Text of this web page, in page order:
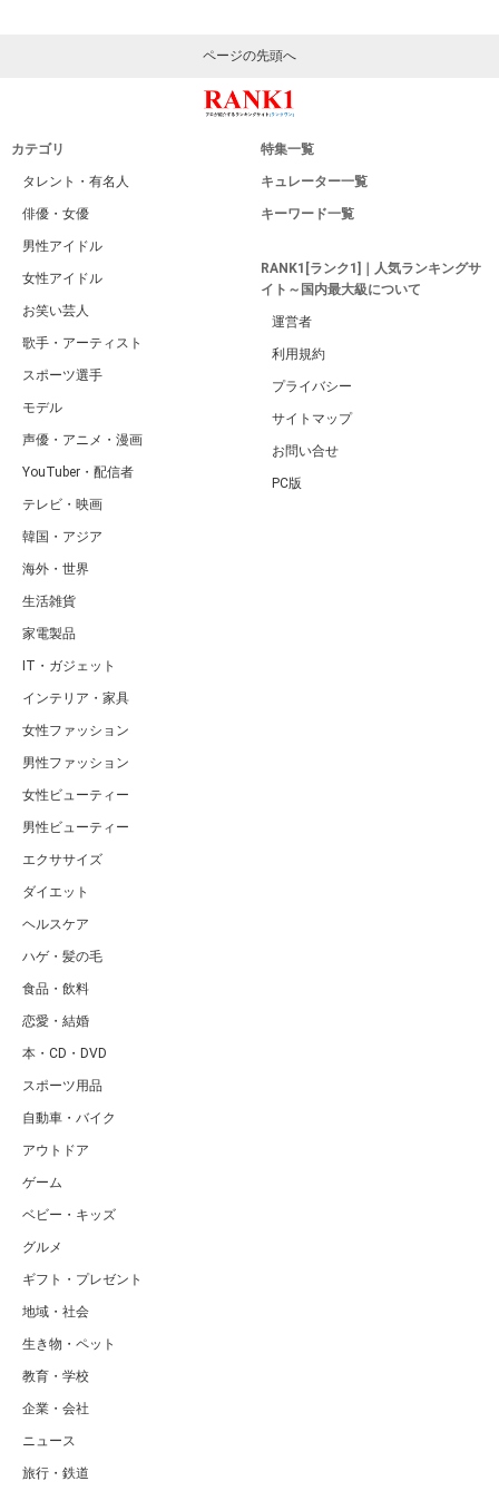
ページの先頭へ
カテゴリ
タレント・有名人
俳優・女優
男性アイドル
女性アイドル
お笑い芸人
歌手・アーティスト
スポーツ選手
モデル
声優・アニメ・漫画
YouTuber・配信者
テレビ・映画
韓国・アジア
海外・世界
生活雑貨
家電製品
IT・ガジェット
インテリア・家具
女性ファッション
男性ファッション
女性ビューティー
男性ビューティー
エクササイズ
ダイエット
ヘルスケア
ハゲ・髪の毛
食品・飲料
恋愛・結婚
本・CD・DVD
スポーツ用品
自動車・バイク
アウトドア
ゲーム
ベビー・キッズ
グルメ
ギフト・プレゼント
地域・社会
生き物・ペット
教育・学校
企業・会社
ニュース
旅行・鉄道
特集一覧
キュレーター一覧
キーワード一覧
RANK1[ランク1]｜人気ランキングサ
イト～国内最大級について
運営者
利用規約
プライバシー
サイトマップ
お問い合せ
PC版